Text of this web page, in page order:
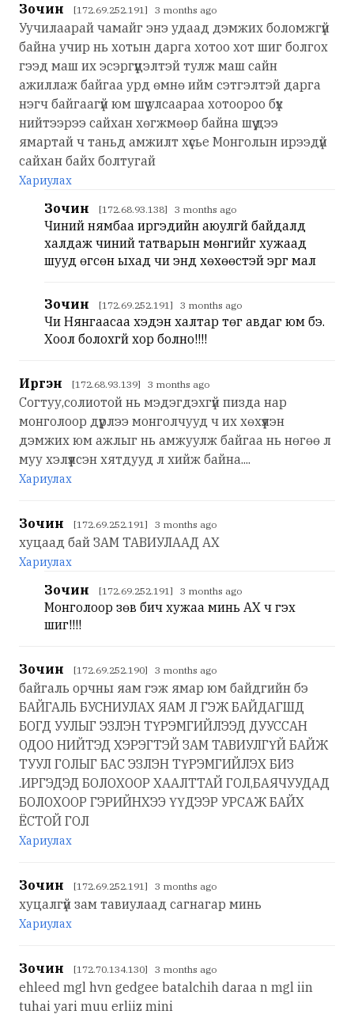
Зочин [172.69.252.191] 3 months ago
Уучилаарай чамайг энэ удаад дэмжих боломжгүй
байна учир нь хотын дарга хотоо хот шиг болгох
гээд маш их эсэргүүцэлтэй тулж маш сайн
ажиллаж байгаа урд өмнө ийм сэтгэлтэй дарга
нэгч байгаагүй юм шүү улсаараа хотоороо бүх
нийтээрээ сайхан хөгжмөөр байна шүү дээ
ямартай ч таньд амжилт хүсье Монголын ирээдүй
сайхан байх болтугай
Хариулах
Зочин [172.68.93.138] 3 months ago
Чиний нямбаа иргэдийн аюулгүй байдалд
халдаж чиний татварын мөнгийг хужаад
шууд өгсөн ыхад чи энд хөхөөстэй эргүү мал
Зочин [172.69.252.191] 3 months ago
Чи Нянгаасаа хэдэн халтар төг авдаг юм бэ.
Хоол болохгүй хор болно!!!!
Иргэн [172.68.93.139] 3 months ago
Согтуу,солиотой нь мэдэгдэхгүй пизда нар
монголоор дүүрлээ монголчууд ч их хөхүүлэн
дэмжих юм ажлыг нь амжуулж байгаа нь нөгөө л
муу хэлүүлсэн хятдууд л хийж байна....
Хариулах
Зочин [172.69.252.191] 3 months ago
хуцаад бай ЗАМ ТАВИУЛААД АХ
Хариулах
Зочин [172.69.252.191] 3 months ago
Монголоор зөв бич хужаа минь АХ ч гэх
шиг!!!!
Зочин [172.69.252.190] 3 months ago
байгаль орчны яам гэж ямар юм байдгийн бэ
БАЙГАЛЬ БУСНИУЛАХ ЯАМ Л ГЭЖ БАЙДАГШД
БОГД УУЛЫГ ЭЗЛЭН ТҮРЭМГИЙЛЭЭД ДУУССАН
ОДОО НИЙТЭД ХЭРЭГТЭЙ ЗАМ ТАВИУЛГҮЙ БАЙЖ
ТУУЛ ГОЛЫГ БАС ЭЗЛЭН ТҮРЭМГИЙЛЭХ БИЗ
.ИРГЭДЭД БОЛОХООР ХААЛТТАЙ ГОЛ,БАЯЧУУДАД
БОЛОХООР ГЭРИЙНХЭЭ ҮҮДЭЭР УРСАЖ БАЙХ
ЁСТОЙ ГОЛ
Хариулах
Зочин [172.69.252.191] 3 months ago
хуцалгүй зам тавиулаад сагнагар минь
Хариулах
Зочин [172.70.134.130] 3 months ago
ehleed mgl hvn gedgee batalchih daraa n mgl iin
tuhai yari muu erliiz mini